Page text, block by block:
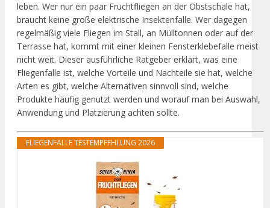
leben. Wer nur ein paar Fruchtfliegen an der Obstschale hat,
braucht keine große elektrische Insektenfalle. Wer dagegen
regelmäßig viele Fliegen im Stall, an Mülltonnen oder auf der
Terrasse hat, kommt mit einer kleinen Fensterklebefalle meist
nicht weit. Dieser ausführliche Ratgeber erklärt, was eine
Fliegenfalle ist, welche Vorteile und Nachteile sie hat, welche
Arten es gibt, welche Alternativen sinnvoll sind, welche
Produkte häufig genutzt werden und worauf man bei Auswahl,
Anwendung und Platzierung achten sollte.
FLIEGENFALLE TESTEMPFEHLUNG 2026